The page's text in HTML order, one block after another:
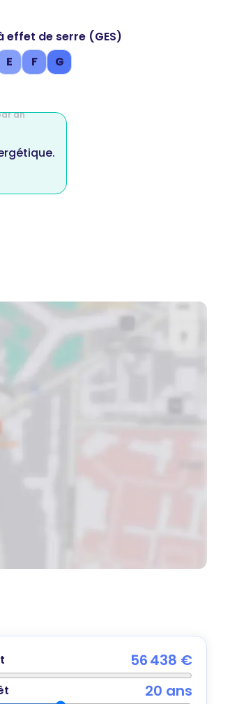
effet de serre (GES)
an
E F G
56 438 €
20 ans